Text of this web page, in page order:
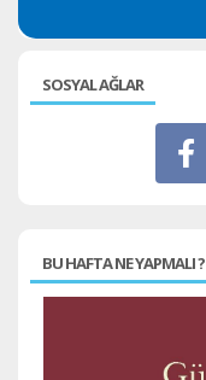
SOSYAL AĞLAR
BU HAFTA NE YAPMALI ?